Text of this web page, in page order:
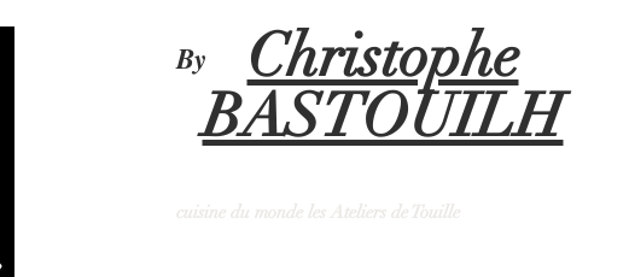
Christophe
BASTOUILH
By
cuisine du monde les Ateliers de Touille